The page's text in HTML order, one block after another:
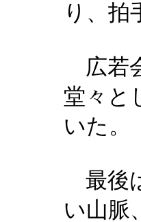
り、拍
広若
堂々と
いた。
最後
い山脈